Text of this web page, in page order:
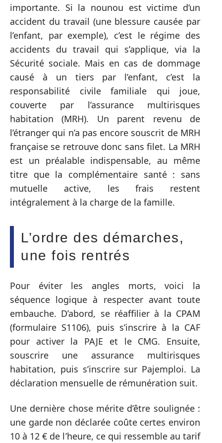
importante. Si la nounou est victime d’un
accident du travail (une blessure causée par
l’enfant, par exemple), c’est le régime des
accidents du travail qui s’applique, via la
Sécurité sociale. Mais en cas de dommage
causé à un tiers par l’enfant, c’est la
responsabilité civile familiale qui joue,
couverte par l’assurance multirisques
habitation (MRH). Un parent revenu de
l’étranger qui n’a pas encore souscrit de MRH
française se retrouve donc sans filet. La MRH
est un préalable indispensable, au même
titre que la complémentaire santé : sans
mutuelle active, les frais restent
intégralement à la charge de la famille.
L’ordre des démarches,
une fois rentrés
Pour éviter les angles morts, voici la
séquence logique à respecter avant toute
embauche. D’abord, se réaffilier à la CPAM
(formulaire S1106), puis s’inscrire à la CAF
pour activer la PAJE et le CMG. Ensuite,
souscrire une assurance multirisques
habitation, puis s’inscrire sur Pajemploi. La
déclaration mensuelle de rémunération suit.
Une dernière chose mérite d’être soulignée :
une garde non déclarée coûte certes environ
10 à 12 € de l’heure, ce qui ressemble au tarif